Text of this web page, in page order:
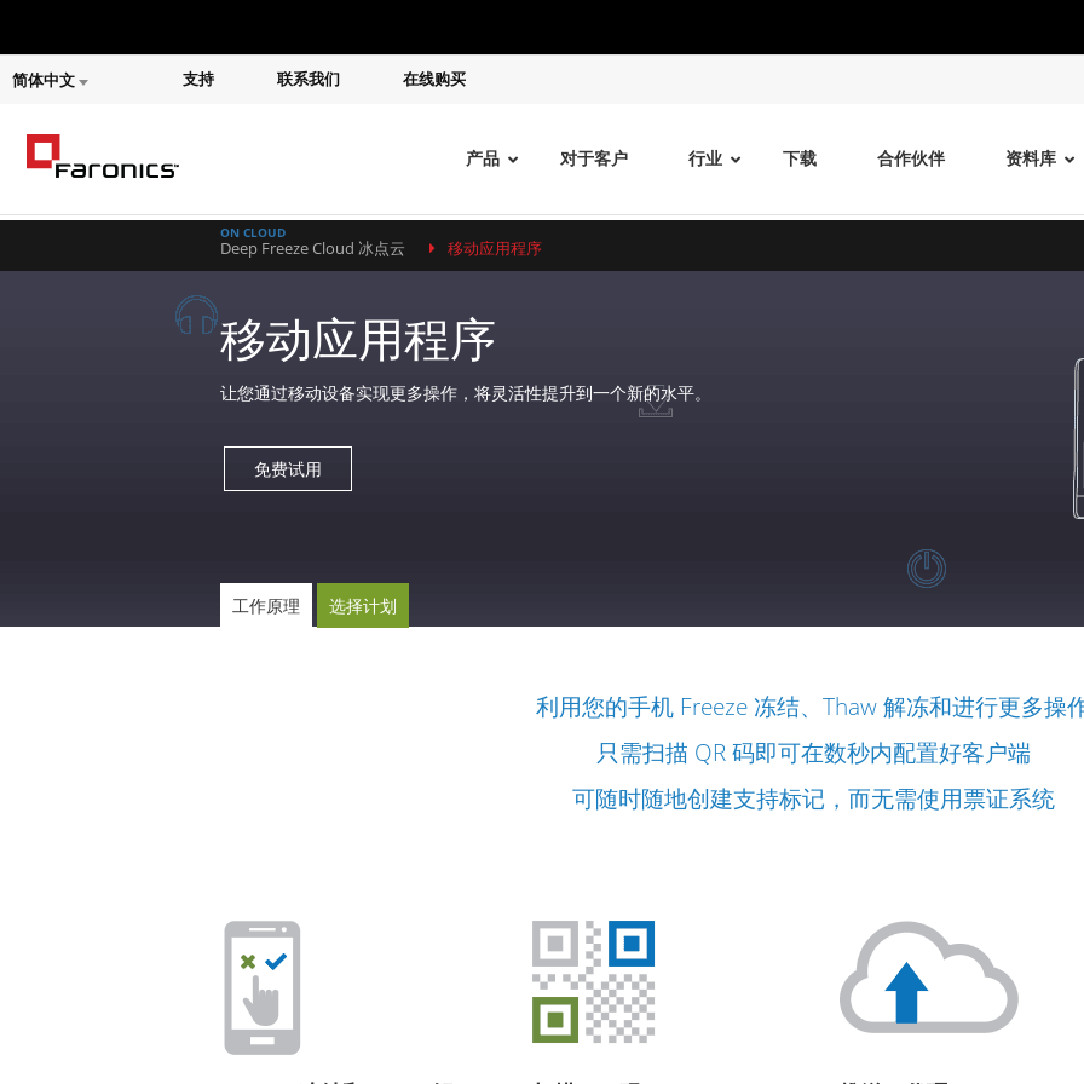
简体中文 支持 联系我们 在线购买
产品 对于客户 行业 下载 合作伙伴 资料库
ON CLOUD
Deep Freeze Cloud 冰点云 移动应用程序
移动应用程序
让您通过移动设备实现更多操作，将灵活性提升到一个新的水平。
免费试用
工作原理 选择计划
利用您的手机 Freeze 冻结、Thaw 解冻和进行更多操
只需扫描 QR 码即可在数秒内配置好客户端
可随时随地创建支持标记，而无需使用票证系统